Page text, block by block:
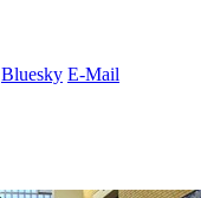
Bluesky E-Mail